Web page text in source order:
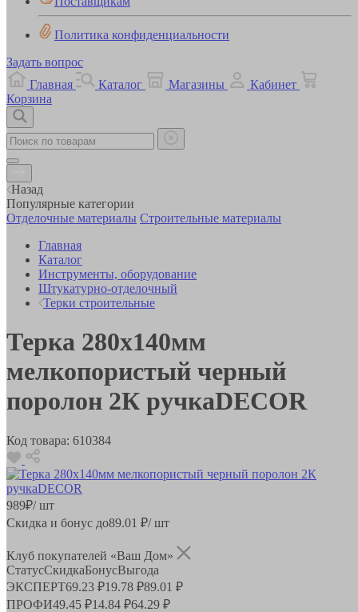
Политика конфиденциальности
Задать вопрос
Главная
Каталог Магазины
Кабинет
Корзина
Назад
Популярные категории
Отделочные материалы Строительные материалы
Главная
Каталог
Инструменты, оборудование
Штукатурно-отделочный
Терки строительные
Терка 280х140мм
мелкопористый черный
поролон 2К ручкаDЕCOR
Код товара: 610384
989₽/ шт
Скидка и бонус до89.01 ₽/ шт
Клуб покупателей «Ваш Дом»
СтатусСкидкаБонусВыгода
ЭКСПЕРТ69.23 ₽19.78 ₽89.01 ₽
ПРОФИ49.45 ₽14.84 ₽64.29 ₽